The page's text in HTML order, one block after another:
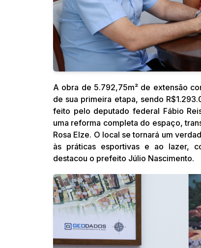
A obra de 5.792,75m² de extensão
de sua primeira etapa, sendo
feito pelo deputado federal Fábio
uma reforma completa do espaço,
Rosa Elze. O local se tornará um
às práticas esportivas e ao lazer,
destacou o prefeito Júlio Nascimento.